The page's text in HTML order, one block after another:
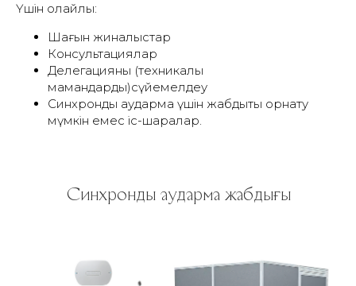
Үшін қолайлы:
Шағын жиналыстар
Консультациялар
Делегацияны (техникалық
мамандарды)сүйемелдеу
Синхронды аударма үшін жабдықты орнату
мүмкін емес іс-шаралар.
Синхронды аударма жабдығы